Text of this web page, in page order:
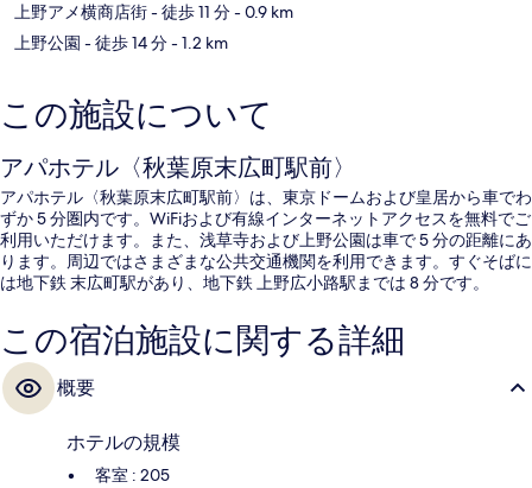
上野アメ横商店街- 徒歩 11 分- 0.9 km
上野公園 - 徒歩 14 分- 1.2 km
この施設について
アパホテル〈秋葉原末広町駅前〉
アパホテル〈秋葉原末広町駅前〉は、東京ドームおよび皇居から車でわ
ずか 5 分圏内です。WiFiおよび有線インターネットアクセスを無料でご
利用いただけます。また、浅草寺および上野公園は車で 5 分の距離にあ
ります。周辺ではさまざまな公共交通機関を利用できます。すぐそばに
は地下鉄 末広町駅があり、地下鉄 上野広小路駅までは 8 分です。
この宿泊施設に関する詳細
概要
ホテルの規模
客室 : 205